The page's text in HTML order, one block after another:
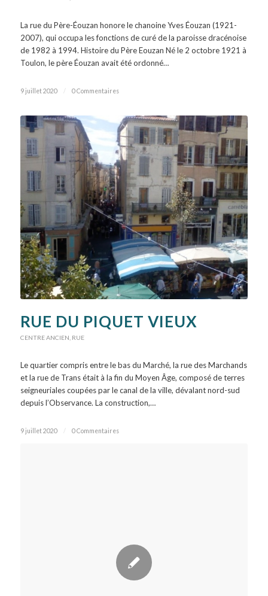
La rue du Père-Éouzan honore le chanoine Yves Éouzan (1921-
2007), qui occupa les fonctions de curé de la paroisse dracénoise
de 1982 à 1994. Histoire du Père Eouzan Né le 2 octobre 1921 à
Toulon, le père Éouzan avait été ordonné…
9 juillet 2020 / 0 Commentaires
RUE DU PIQUET VIEUX
CENTRE ANCIEN, RUE
Le quartier compris entre le bas du Marché, la rue des Marchands
et la rue de Trans était à la fin du Moyen Âge, composé de terres
seigneuriales coupées par le canal de la ville, dévalant nord-sud
depuis l’Observance. La construction,…
9 juillet 2020 / 0 Commentaires